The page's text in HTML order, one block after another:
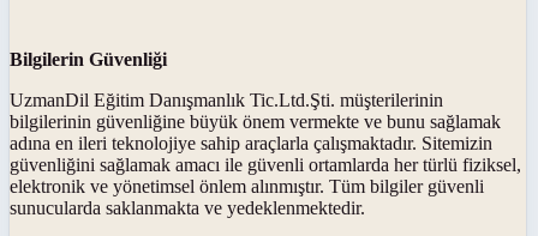
Bilgilerin Güvenliği
UzmanDil Eğitim Danışmanlık Tic.Ltd.Şti. müşterilerinin
bilgilerinin güvenliğine büyük önem vermekte ve bunu sağlamak
adına en ileri teknolojiye sahip araçlarla çalışmaktadır. Sitemizin
güvenliğini sağlamak amacı ile güvenli ortamlarda her türlü fiziksel,
elektronik ve yönetimsel önlem alınmıştır. Tüm bilgiler güvenli
sunucularda saklanmakta ve yedeklenmektedir.